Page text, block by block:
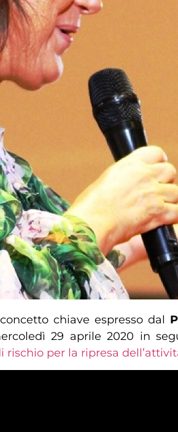
chiave espresso dal
29 aprile 2020 in
rischio per la ripresa